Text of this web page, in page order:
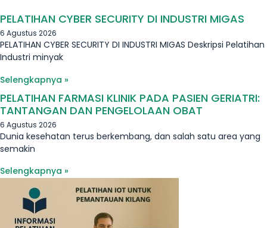
PELATIHAN CYBER SECURITY DI INDUSTRI MIGAS
6 Agustus 2026
PELATIHAN CYBER SECURITY DI INDUSTRI MIGAS Deskripsi Pelatihan
Industri minyak
Selengkapnya »
PELATIHAN FARMASI KLINIK PADA PASIEN GERIATRI:
TANTANGAN DAN PENGELOLAAN OBAT
6 Agustus 2026
Dunia kesehatan terus berkembang, dan salah satu area yang
semakin
Selengkapnya »